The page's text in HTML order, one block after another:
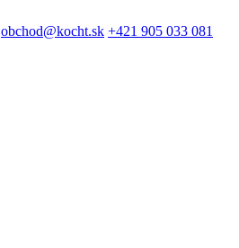
obchod@kocht.sk +421 905 033 081